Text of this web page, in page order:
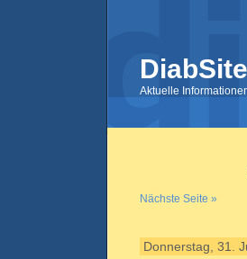
Aktuelle
Nächste Seite »
Donnerstag, 31.